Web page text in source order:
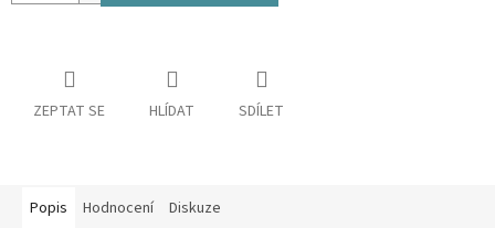
ZEPTAT SE HLÍDAT SDÍLET
Popis Hodnocení Diskuze